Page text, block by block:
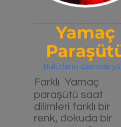
Yamaç
Bulutların üzerinde
Farklı Yamaç
paraşütü saat
dilimleri farklı bir
renk, dokuda bir